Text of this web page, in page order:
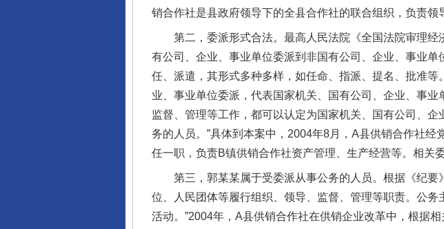
销合作社是县政府领导下的全县合作社的联合组织，负责领
第二，委派形式合法。最高人民法院《全国法院审理经
有公司、企业、事业单位委派到非国有公司、企业、事业
任、派遣，其形式多种多样，如任命、指派、提名、批准
业、事业单位委派，代表国家机关、国有公司、企业、事
监督、管理等工作，都可以认定为国家机关、国有公司、
务的人员。”具体到本案中，2004年8月，A县供销合作社
任一职，负责B镇供销合作社资产管理、生产经营等。相关
第三，郭某某属于受委派从事公务的人员。根据《纪要
位、人民团体等履行组织、领导、监督、管理等职责。公
活动。”2004年，A县供销合作社在供销企业改革中，根据